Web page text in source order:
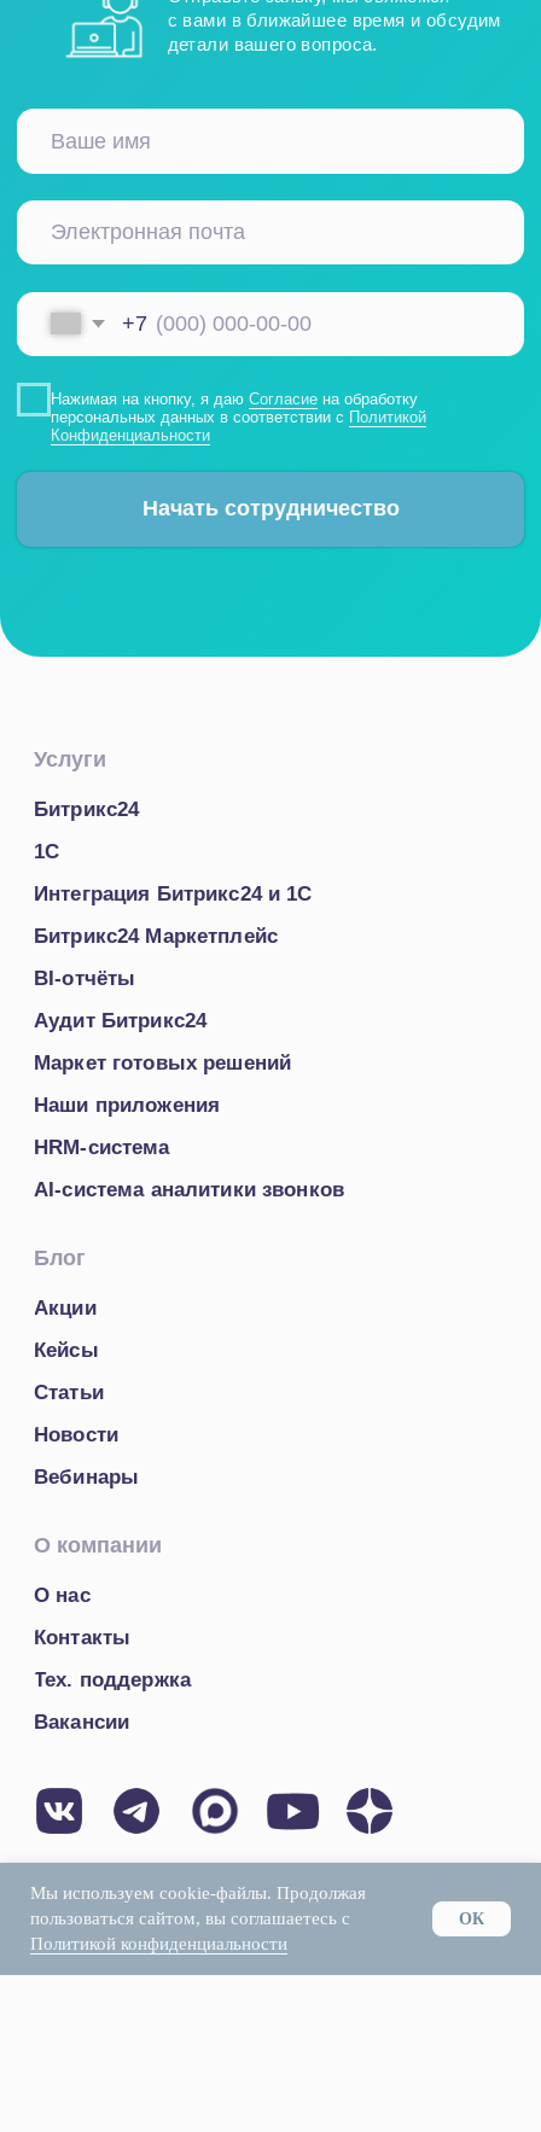
Мы используем cookie-файлы. Продолжая
пользоваться сайтом, вы соглашаетесь с
Политикой конфиденциальности
ОК